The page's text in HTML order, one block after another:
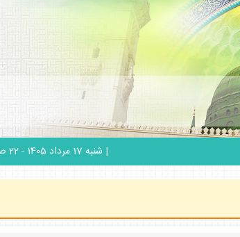
| شنبه 17 مرداد 1405 - 22 صفر 1448